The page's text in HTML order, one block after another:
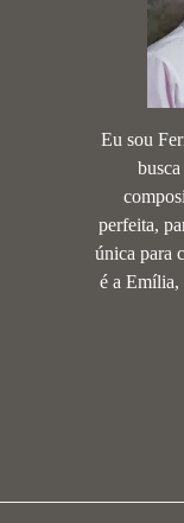
Eu sou
perfeita,
única para
é a Emília,